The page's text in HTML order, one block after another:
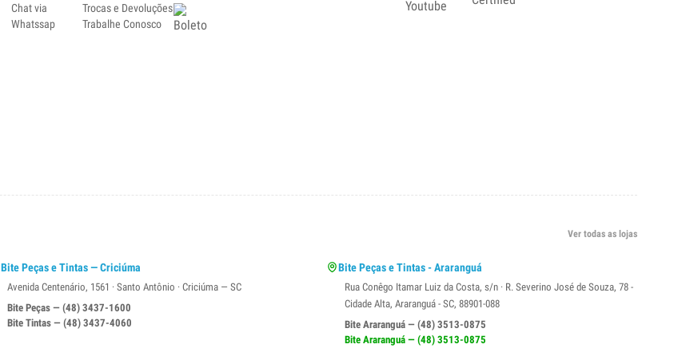
Chat via
Whatssap
Trocas e Devoluções
Trabalhe Conosco
Ver todas as lojas
Bite Peças e Tintas — Criciúma
Avenida Centenário, 1561 · Santo Antônio · Criciúma — SC
Bite Peças — (48) 3437-1600
Bite Tintas — (48) 3437-4060
Bite Peças e Tintas - Araranguá
Rua Conêgo Itamar Luiz da Costa, s/n · R. Severino José de Souza, 78 -
Cidade Alta, Araranguá - SC, 88901-088
Bite Araranguá — (48) 3513-0875
Bite Araranguá — (48) 3513-0875